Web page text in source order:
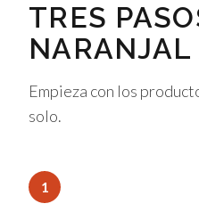
TRES
NARANJAL
Empieza con los
solo.
1